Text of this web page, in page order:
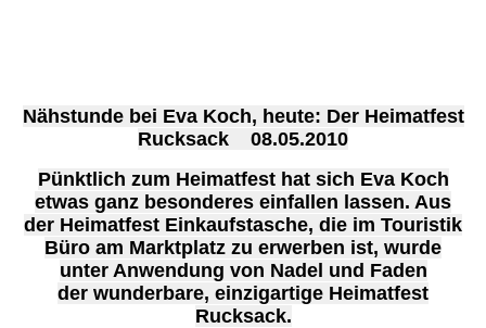
Nähstunde bei Eva Koch, heute: Der Heimatfest
Rucksack 08.05.2010
Pünktlich zum Heimatfest hat sich Eva Koch
etwas ganz besonderes einfallen lassen. Aus
der Heimatfest Einkaufstasche, die im Touristik
Büro am Marktplatz zu erwerben ist, wurde
unter Anwendung von Nadel und Faden
der wunderbare, einzigartige Heimatfest
Rucksack.